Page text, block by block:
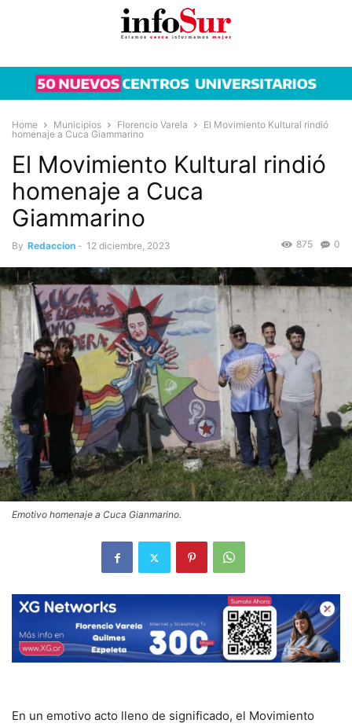
Home Municipios Florencio Varela
El Movimiento Kultural rindió
homenaje a Cuca Giammarino
El Movimiento Kultural rindió
homenaje a Cuca
Giammarino
By Redaccion - 12 diciembre, 2023 0
875
Emotivo homenaje a Cuca Gianmarino.
En un emotivo acto lleno de significado, el Movimiento